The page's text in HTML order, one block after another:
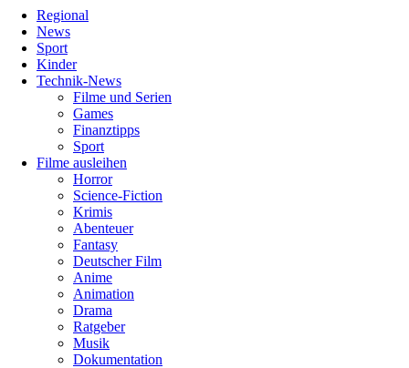
Regional
News
Sport
Kinder
Technik-News
Filme und Serien
Games
Finanztipps
Sport
Filme ausleihen
Horror
Science-Fiction
Krimis
Abenteuer
Fantasy
Deutscher Film
Anime
Animation
Drama
Ratgeber
Musik
Dokumentation